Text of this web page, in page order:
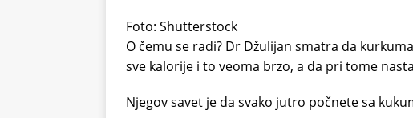
Foto: Shutterstock
O čemu se radi? Dr Džulijan smatra da
sve kalorije i to veoma brzo, a da pri tome
Njegov savet je da svako jutro počnete sa